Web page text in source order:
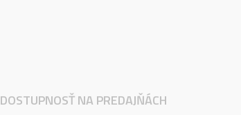
DOSTUPNOSŤ NA PREDAJŇÁCH